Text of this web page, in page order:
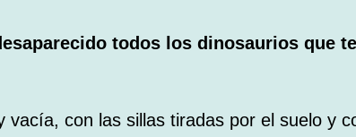
todos los dinosaurios que
con las sillas tiradas por el suelo y